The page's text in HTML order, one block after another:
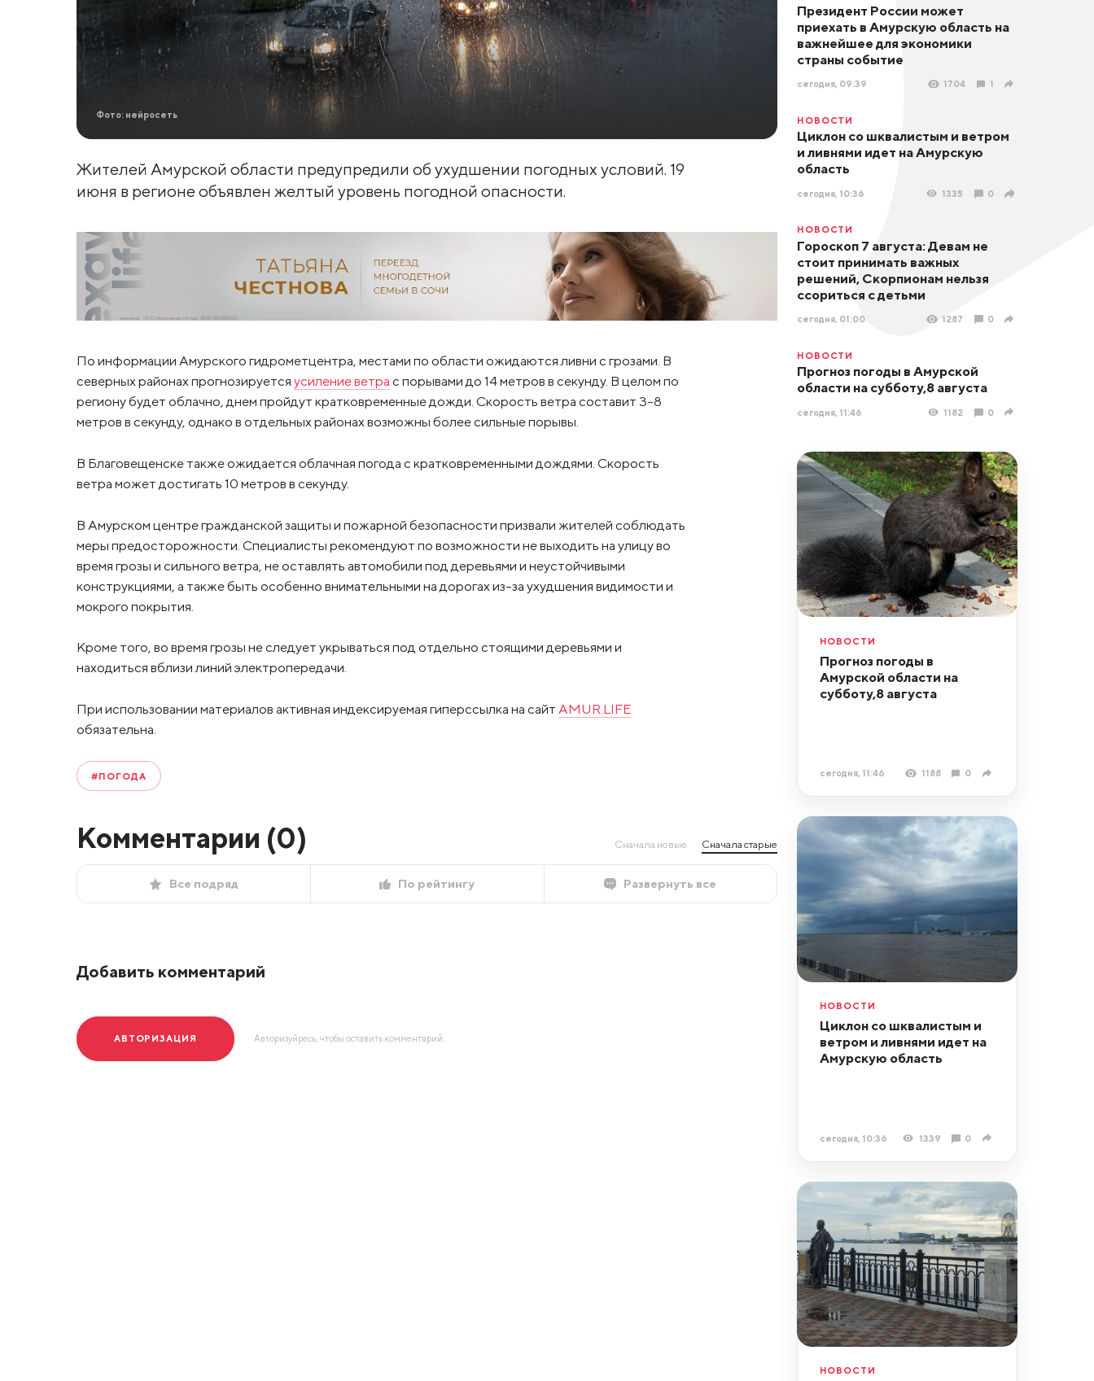
Фото: нейросеть
Жителей Амурской области предупредили об ухудшении погодных условий. 19
июня в регионе объявлен желтый уровень погодной опасности.
По информации Амурского гидрометцентра, местами по области ожидаются ливни с грозами. В
северных районах прогнозируется усиление ветра с порывами до 14 метров в секунду. В целом по
региону будет облачно, днем пройдут кратковременные дожди. Скорость ветра составит 3-8
метров в секунду, однако в отдельных районах возможны более сильные порывы.
В Благовещенске также ожидается облачная погода с кратковременными дождями. Скорость
ветра может достигать 10 метров в секунду.
В Амурском центре гражданской защиты и пожарной безопасности призвали жителей соблюдать
меры предосторожности. Специалисты рекомендуют по возможности не выходить на улицу во
время грозы и сильного ветра, не оставлять автомобили под деревьями и неустойчивыми
конструкциями, а также быть особенно внимательными на дорогах из-за ухудшения видимости и
мокрого покрытия.
Кроме того, во время грозы не следует укрываться под отдельно стоящими деревьями и
находиться вблизи линий электропередачи.
При использовании материалов активная индексируемая гиперссылка на сайт AMUR.LIFE
обязательна.
#ПОГОДА
Комментарии (0) Сначала новые Сначала старые
Все подряд По рейтингу Развернуть все
Добавить комментарий
АВТОРИЗАЦИЯ Авторизуйресь, чтобы оставить комментарий.
Президент России может
приехать в Амурскую область на
важнейшее для экономики
страны событие
сегодня, 09:39 1704 1
НОВОСТИ
Циклон со шквалистым и ветром
и ливнями идет на Амурскую
область
сегодня, 10:36 1335 0
НОВОСТИ
Гороскоп 7 августа: Девам не
стоит принимать важных
решений, Скорпионам нельзя
ссориться с детьми
сегодня, 01:00 1287 0
НОВОСТИ
Прогноз погоды в Амурской
области на субботу,8 августа
сегодня, 11:46 1182 0
НОВОСТИ
Прогноз погоды в
Амурской области на
субботу,8 августа
сегодня, 11:46 1188 0
НОВОСТИ
Циклон со шквалистым и
ветром и ливнями идет на
Амурскую область
сегодня, 10:36 1339 0
НОВОСТИ